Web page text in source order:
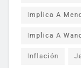
Implica A
Implica A
Inflación